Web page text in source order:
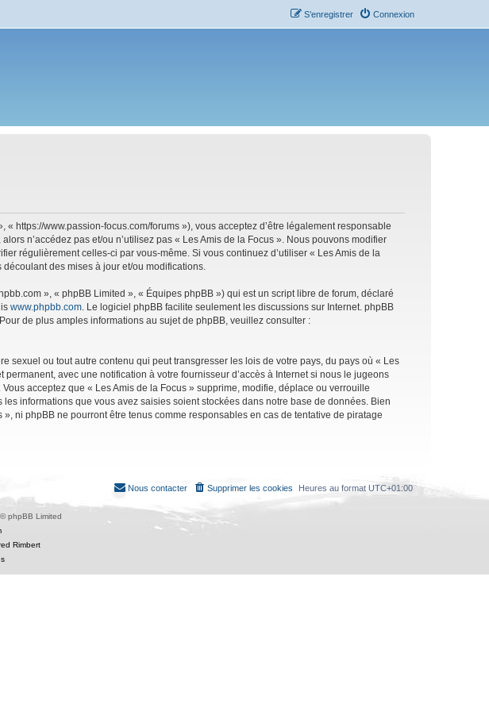
Connexion
S’enregistrer
https://www.passion-focus.com/forums »), vous acceptez d’être légalement responsable
n’accédez pas et/ou n’utilisez pas « Les Amis de la Focus ». Nous pouvons modifier
régulièrement celles-ci par vous-même. Si vous continuez d’utiliser « Les Amis de la
des mises à jour et/ou modifications.
», « phpBB Limited », « Équipes phpBB ») qui est un script libre de forum, déclaré
www.phpbb.com. Le logiciel phpBB facilite seulement les discussions sur Internet. phpBB
de plus amples informations au sujet de phpBB, veuillez consulter :
sexuel ou tout autre contenu qui peut transgresser les lois de votre pays, du pays où « Les
avec une notification à votre fournisseur d’accès à Internet si nous le jugeons
acceptez que « Les Amis de la Focus » supprime, modifie, déplace ou verrouille
informations que vous avez saisies soient stockées dans notre base de données. Bien
ni phpBB ne pourront être tenus comme responsables en cas de tentative de piratage
Heures au format UTC+01:00
Supprimer les cookies
Nous contacter
phpBB Limited
Rimbert